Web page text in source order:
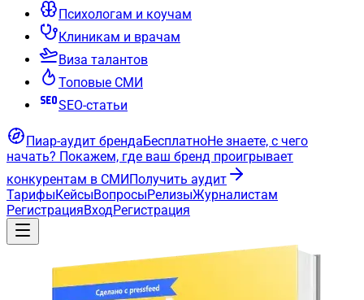
Психологам и коучам
Клиникам и врачам
Виза талантов
Топовые СМИ
SEO-статьи
Пиар-аудит брендаБесплатноНе знаете, с чего
начать? Покажем, где ваш бренд проигрывает
конкурентам в СМИПолучить аудит
ТарифыКейсыВопросыРелизыЖурналистам
РегистрацияВходРегистрация